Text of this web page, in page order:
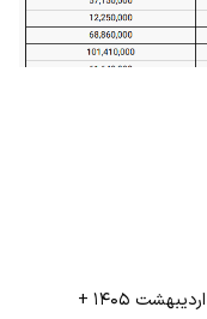
قیمت سکه و قیمت طلا امروز جمعه ۴ اردیبهشت ۱۴۰۵ +